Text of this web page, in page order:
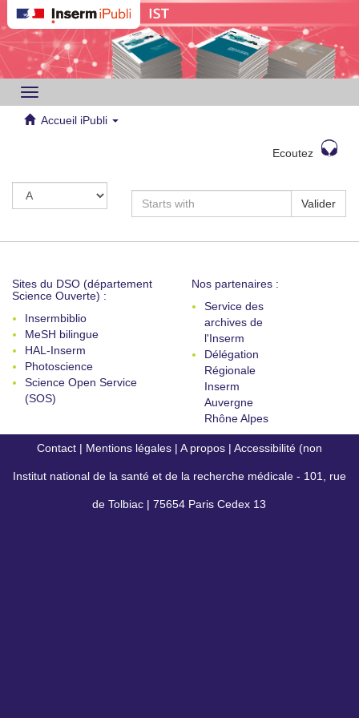
Toggle
navigation
Accueil iPubli
Ecoutez
Valider
Sites du DSO (département
Science Ouverte) :
Insermbiblio
MeSH bilingue
HAL-Inserm
Photoscience
Science Open Service
(SOS)
Nos partenaires :
Service des
archives de
l'Inserm
Délégation
Régionale
Inserm
Auvergne
Rhône Alpes
Contact | Mentions légales | A propos | Accessibilité (non
conforme)
Institut national de la santé et de la recherche médicale - 101, rue
de Tolbiac | 75654 Paris Cedex 13